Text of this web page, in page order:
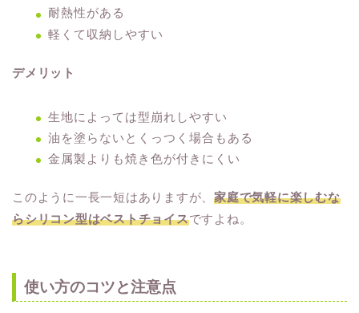
耐熱性がある
軽くて収納しやすい
デメリット
生地によっては型崩れしやすい
油を塗らないとくっつく場合もある
金属製よりも焼き色が付きにくい
このように一長一短はありますが、家庭で気軽に楽しむな
らシリコン型はベストチョイスですよね。
使い方のコツと注意点